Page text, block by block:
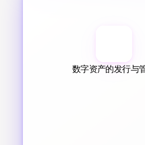
数字资产的发行与